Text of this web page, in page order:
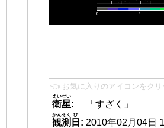
👈 お気に入りのアイコンをクリ
衛星
えいせい
:
「すざく」
観測
かんそく
日
び
: 2010年02月04日